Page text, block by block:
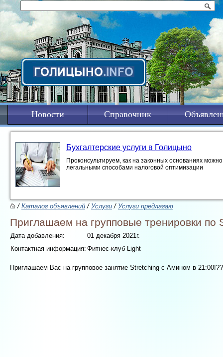
Новости Справочник
Бухгалтерские услуги в Голицыно
Проконсультируем, как на законных основаниях
легальными способами налоговой оптимизации
/Каталог объявлений/Услуги /Услуги предлагаю
Приглашаем на групповые тренировки по
Дата добавления:
01 декабря 2021г.
Контактная информация:Фитнес-клуб Light
Приглашаем Вас на групповое занятие Stretching с Амином в